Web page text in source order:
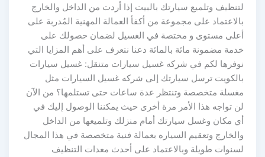
لتنظيف وتلميع سيارتك بالبيت إذا أردت من الداخل والخارج
بالاعتماد على مجموعة من أكفأ العمالة المهنية المُدربة على
أعلى مستوى و مختصة في الغسيل لضمان حصولك على
خدمة مضمونة مائة بالمائة دعنا نتعرف على أهم المزايا التي
نوفرها لكم في شركه غسيل سيارات متنقل: غسيل سيارات
بالكويت ترسل سيارتك إلى شركه غسيل السيارات مثل
مغسلة متخصصة وتنتظر عدة ساعات حتى تستلمها؟ من الآن
لن تواجه هذا الأمر مرة أخرى حيث يمكننا الوصول إليك في
أي مكان وغسل سيارتك أمام منزلك وتلميعها من الداخل
والخارج وتعقيم السياره بعمالة فنية متخصصة في هذا المجال
لسنوات طويلة وبالاعتماد على أحدث معدات التنظيف